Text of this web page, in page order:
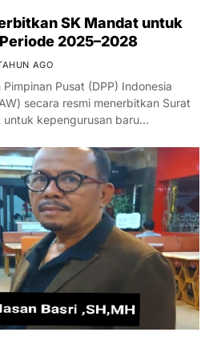
SK Mandat untuk
2025–2028
AGO
Pusat (DPP) Indonesia
secara resmi menerbitkan Surat
untuk kepengurusan baru…